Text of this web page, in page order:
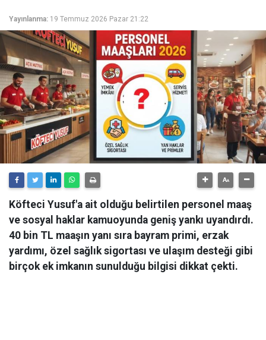
Yayınlanma: 19 Temmuz 2026 Pazar 21:22
Köfteci Yusuf'a ait olduğu belirtilen personel maaş
ve sosyal haklar kamuoyunda geniş yankı uyandırdı.
40 bin TL maaşın yanı sıra bayram primi, erzak
yardımı, özel sağlık sigortası ve ulaşım desteği gibi
birçok ek imkanın sunulduğu bilgisi dikkat çekti.